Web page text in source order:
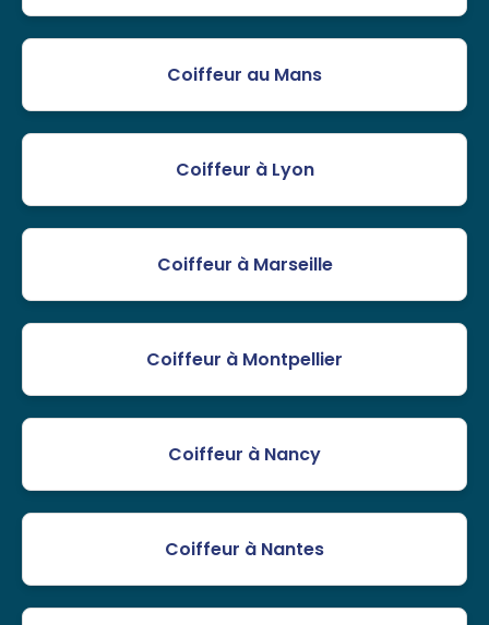
Coiffeur au Mans
Coiffeur à Lyon
Coiffeur à Marseille
Coiffeur à Montpellier
Coiffeur à Nancy
Coiffeur à Nantes